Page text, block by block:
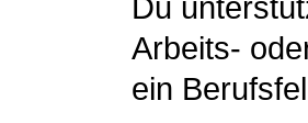
Du
Arbeits-
ein